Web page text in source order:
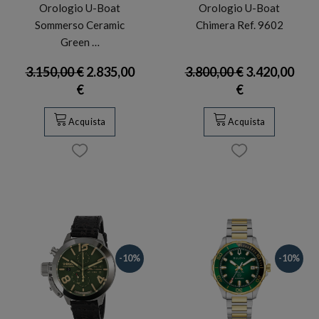
Orologio U-Boat
Sommerso Ceramic
Green …
3.150,00 €2.835,00
€
Acquista
Orologio U-Boat
Chimera Ref. 9602
3.800,00 €3.420,00
€
Acquista
-10% -10%